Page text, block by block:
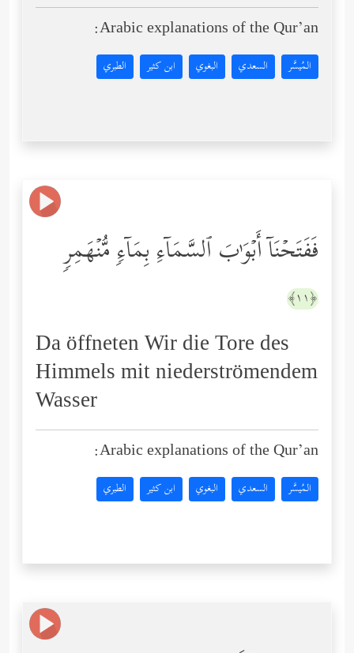
Arabic explanations of the Qur’an:
المُيسَّر السعدي البغوي ابن كثير الطبري
فَفَتَحۡنَاۤ أَبۡوَ ٰ⁠بَ ٱلسَّمَاۤءِ بِمَاۤءࣲ مُّنۡهَمِرࣲ
﴿١١﴾
Da öffneten Wir die Tore des
Himmels mit niederströmendem
Wasser
Arabic explanations of the Qur’an:
المُيسَّر السعدي البغوي ابن كثير الطبري